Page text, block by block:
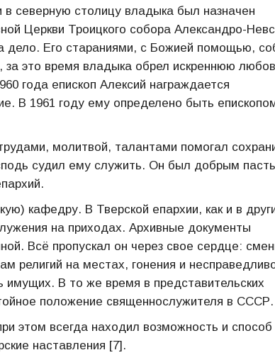
северную столицу владыка был назначен
Церкви Троицкого собора Александро-
дело. Его стараниями, с Божией помощью,
за это время владыка обрел искреннюю
года епископ Алексий награждается
В 1961 году ему определено быть
молитвой, талантами помогал
судил ему служить. Он был добрым
кафедру. В Тверской епархии, как и в
на приходах. Архивные документы
Всё пропускал он через свое сердце:
религий на местах, гонения и
В то же время в представительских
положение священнослужителя в СССР.
этом всегда находил возможность и способ
наставления [7].